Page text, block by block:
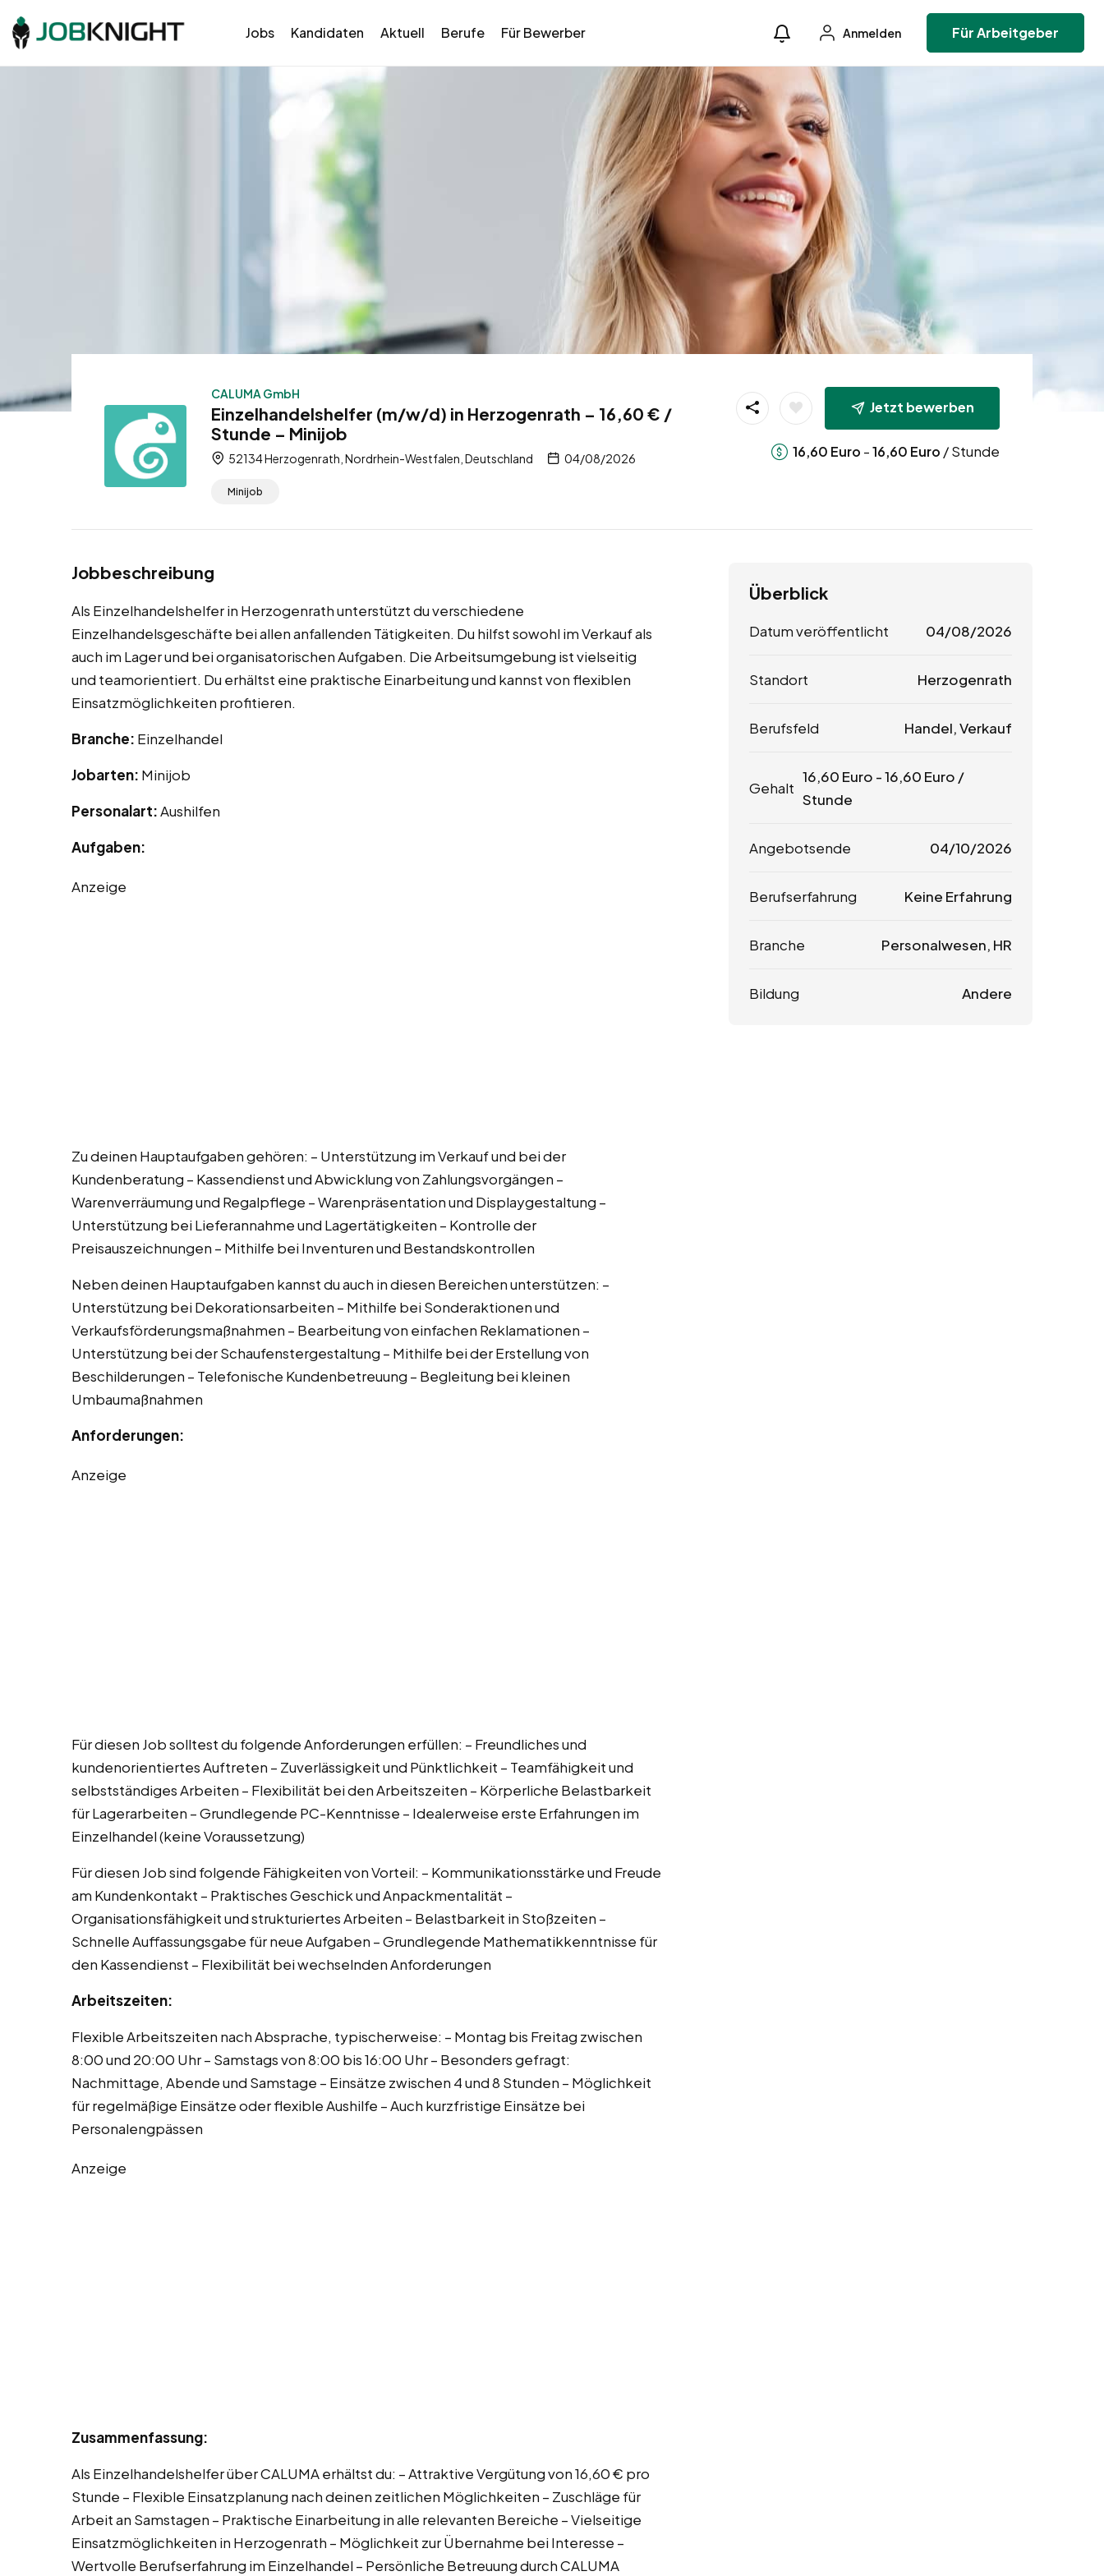
Jobs Kandidaten Aktuell Berufe Für Bewerber Anmelden Für Arbeitgeber
CALUMA GmbH
Einzelhandelshelfer (m/w/d) in Herzogenrath – 16,60 € /
Stunde – Minijob
52134 Herzogenrath, Nordrhein-Westfalen, Deutschland 04/08/2026
Minijob
Jetzt bewerben
16,60 Euro -16,60 Euro / Stunde
Jobbeschreibung
Als Einzelhandelshelfer in Herzogenrath unterstützt du verschiedene
Einzelhandelsgeschäfte bei allen anfallenden Tätigkeiten. Du hilfst sowohl im Verkauf als
auch im Lager und bei organisatorischen Aufgaben. Die Arbeitsumgebung ist vielseitig
und teamorientiert. Du erhältst eine praktische Einarbeitung und kannst von flexiblen
Einsatzmöglichkeiten profitieren.
Branche: Einzelhandel
Jobarten: Minijob
Personalart:Aushilfen
Aufgaben:
Anzeige
Zu deinen Hauptaufgaben gehören: – Unterstützung im Verkauf und bei der
Kundenberatung – Kassendienst und Abwicklung von Zahlungsvorgängen –
Warenverräumung und Regalpflege – Warenpräsentation und Displaygestaltung –
Unterstützung bei Lieferannahme und Lagertätigkeiten – Kontrolle der
Preisauszeichnungen – Mithilfe bei Inventuren und Bestandskontrollen
Neben deinen Hauptaufgaben kannst du auch in diesen Bereichen unterstützen: –
Unterstützung bei Dekorationsarbeiten – Mithilfe bei Sonderaktionen und
Verkaufsförderungsmaßnahmen – Bearbeitung von einfachen Reklamationen –
Unterstützung bei der Schaufenstergestaltung – Mithilfe bei der Erstellung von
Beschilderungen – Telefonische Kundenbetreuung – Begleitung bei kleinen
Umbaumaßnahmen
Anforderungen:
Anzeige
Für diesen Job solltest du folgende Anforderungen erfüllen: – Freundliches und
kundenorientiertes Auftreten – Zuverlässigkeit und Pünktlichkeit – Teamfähigkeit und
selbstständiges Arbeiten – Flexibilität bei den Arbeitszeiten – Körperliche Belastbarkeit
für Lagerarbeiten – Grundlegende PC-Kenntnisse – Idealerweise erste Erfahrungen im
Einzelhandel (keine Voraussetzung)
Für diesen Job sind folgende Fähigkeiten von Vorteil: – Kommunikationsstärke und Freude
am Kundenkontakt – Praktisches Geschick und Anpackmentalität –
Organisationsfähigkeit und strukturiertes Arbeiten – Belastbarkeit in Stoßzeiten –
Schnelle Auffassungsgabe für neue Aufgaben – Grundlegende Mathematikkenntnisse für
den Kassendienst – Flexibilität bei wechselnden Anforderungen
Arbeitszeiten:
Flexible Arbeitszeiten nach Absprache, typischerweise: – Montag bis Freitag zwischen
8:00 und 20:00 Uhr – Samstags von 8:00 bis 16:00 Uhr – Besonders gefragt:
Nachmittage, Abende und Samstage – Einsätze zwischen 4 und 8 Stunden – Möglichkeit
für regelmäßige Einsätze oder flexible Aushilfe – Auch kurzfristige Einsätze bei
Personalengpässen
Anzeige
Zusammenfassung:
Als Einzelhandelshelfer über CALUMA erhältst du: – Attraktive Vergütung von 16,60 € pro
Stunde – Flexible Einsatzplanung nach deinen zeitlichen Möglichkeiten – Zuschläge für
Arbeit an Samstagen – Praktische Einarbeitung in alle relevanten Bereiche – Vielseitige
Einsatzmöglichkeiten in Herzogenrath – Möglichkeit zur Übernahme bei Interesse –
Wertvolle Berufserfahrung im Einzelhandel – Persönliche Betreuung durch CALUMA
Überblick
Datum veröffentlicht 04/08/2026
Standort Herzogenrath
Berufsfeld Handel, Verkauf
Gehalt
16,60 Euro -16,60 Euro /
Stunde
Angebotsende 04/10/2026
Berufserfahrung Keine Erfahrung
Branche Personalwesen, HR
Bildung Andere